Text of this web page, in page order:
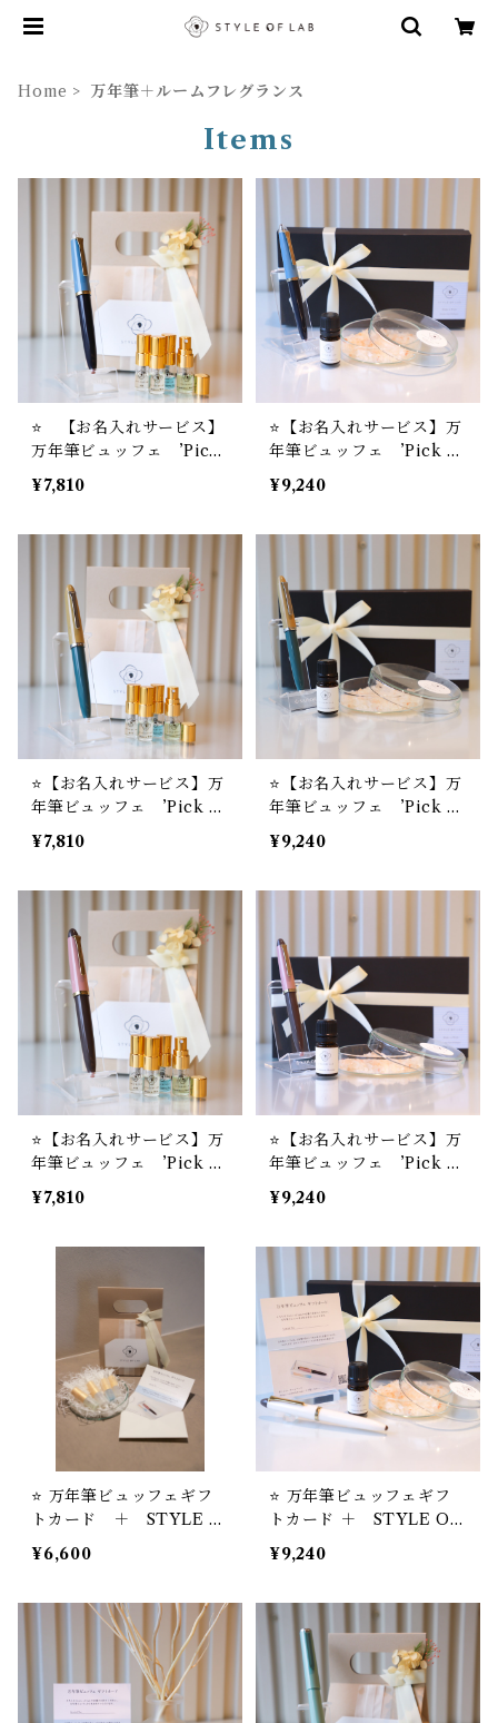
Home 万年筆＋ルームフレグランス
Items
⭐️ 【お名入れサービス】
万年筆ビュッフェ ’Pick
Who？’ コレクション 店
主−01 ＋ STYLE OF
¥7,810
⭐️【お名入れサービス】万
年筆ビュッフェ ’Pick W
ho？’ コレクション 店主-
01 ＋ STYLE OF LAB
ディフューザー
¥9,240
⭐️【お名入れサービス】万
年筆ビュッフェ ’Pick W
ho？’ コレクション YM-
01 ＋ STYLE OF LAB
¥7,810
⭐️【お名入れサービス】万
年筆ビュッフェ ’Pick W
ho？’ コレクション YM-
01 ＋ STYLE OF LAB
¥9,240
⭐️【お名入れサービス】万
年筆ビュッフェ ’Pick W
ho？’ コレクション YM-
02 ＋ STYLE OF LA
¥7,810
⭐️【お名入れサービス】万
年筆ビュッフェ ’Pick W
ho？’ コレクション YM-
02 ＋ STYLE OF LA
¥9,240
⭐️ 万年筆ビュッフェギフ
トカード ＋ STYLE O
F LABオリジナル ミニフ
レグランススプレーセット
¥6,600
⭐️ 万年筆ビュッフェギフ
トカード ＋ STYLE OF
LABオリジナル アロマ
ソルトディフューザー
¥9,240